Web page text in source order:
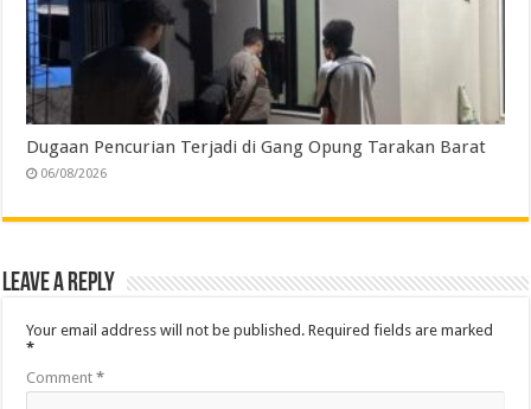
Dugaan Pencurian Terjadi di Gang Opung Tarakan Barat
06/08/2026
Leave a Reply
Your email address will not be published. Required fields are marked
*
Comment*